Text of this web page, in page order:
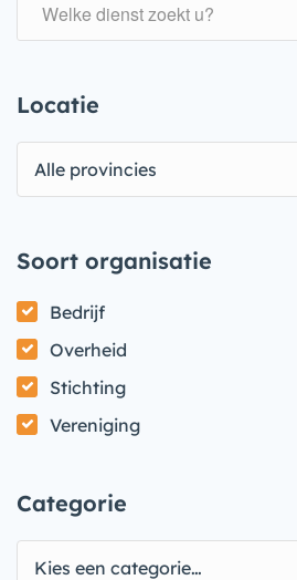
Locatie
Alle provincies
Soort organisatie
Bedrijf
Overheid
Stichting
Vereniging
Categorie
Kies een categorie…